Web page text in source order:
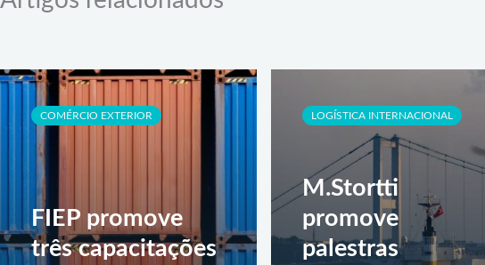
COMÉRCIO EXTERIOR
FIEP promove
três capacitações
LOGÍSTICA INTERNACIONAL
M.Stortti
promove
palestras